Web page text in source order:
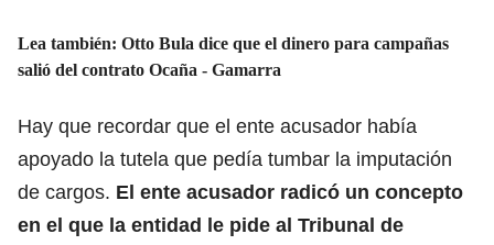
Lea también: Otto Bula dice que el dinero para campañas
salió del contrato Ocaña - Gamarra
Hay que recordar que el ente acusador había
apoyado la tutela que pedía tumbar la imputación
de cargos. El ente acusador radicó un concepto
en el que la entidad le pide al Tribunal de